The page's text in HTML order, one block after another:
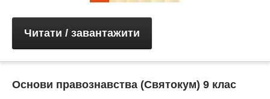
Читати / завантажити
Основи правознавства (Святокум) 9 клас